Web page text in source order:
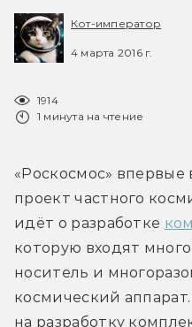
Кот-император
4 марта 2016 г.
1914
1 минута на чтение
«Роскосмос»
проект частного
идёт о разработке
которую входят
носитель и
космический
на разработку